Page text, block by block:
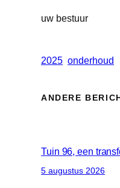
uw bestuur
2025 onderhoud
ANDERE
Tuin 96, een
5 augustus 2026